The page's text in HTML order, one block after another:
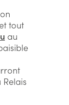
tout
au
Relais